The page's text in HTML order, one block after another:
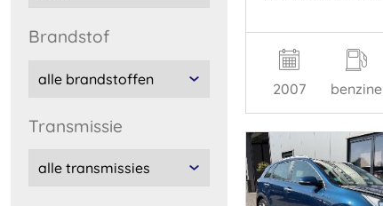
brandstof
transmissie
2007 benzine